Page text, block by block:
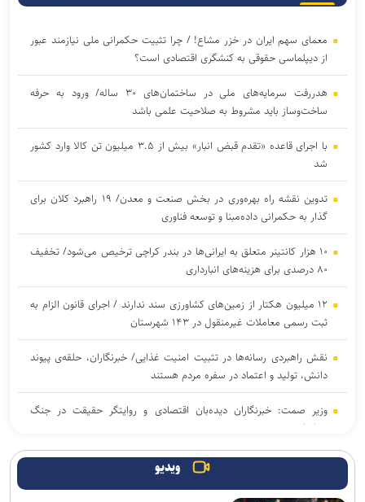
معمای سهم ایران در خزر مشاع! / چرا تثبیت حکمرانی ملی نیازمند عبور
از دیپلماسی حقوقی به کنشگری اقتصادی است؟
هدررفت سرمایه‌های ملی در ساختمان‌های ۳۰ ساله/ ورود به حرفه
ساخت‌وساز باید مشروط به صلاحیت علمی باشد
با اجرای قاعده «تقدم قبض انبار» بیش از ۳.۵ میلیون تن کالا وارد کشور
شد
تدوین نقشه راه بهره‌وری در بخش صنعت و معدن/ ۱۹ راهبرد کلان برای
گذار به حکمرانی داده‌مبنا و توسعه فناوری
۱۰ هزار کانتینر متعلق به ایرانی‌ها در بندر کراچی ترخیص می‌شود/ تخفیف
۸۰ درصدی برای هزینه‌های انبارداری
۱۲ میلیون هکتار از زمین‌های کشاورزی سند ندارند / اجرای قانون الزام به
ثبت رسمی معاملات غیرمنقول در ۱۴۳ شهرستان
نقش راهبردی رسانه‌ها در تثبیت امنیت غذایی/ خبرنگاران، حلقه‌ی پیوند
دانش، تولید و اعتماد در سفره مردم هستند
وزیر صمت: خبرنگاران دیده‌بان اقتصادی و روایتگر حقیقت در جنگ
رسانه‌ای هستند
رکوردشکنی در اولین روز هفته؛ شاخص بورس در ابتدای معاملات بیش از
ویدیو